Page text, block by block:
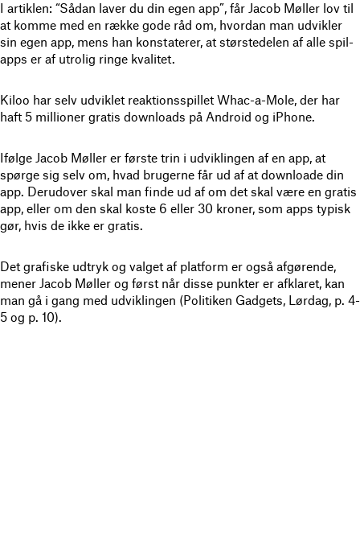
I artiklen: “Sådan laver du din egen app”, får Jacob Møller lov til
at komme med en række gode råd om, hvordan man udvikler
sin egen app, mens han konstaterer, at størstedelen af alle spil-
apps er af utrolig ringe kvalitet.
Kiloo har selv udviklet reaktionsspillet Whac-a-Mole, der har
haft 5 millioner gratis downloads på Android og iPhone.
Ifølge Jacob Møller er første trin i udviklingen af en app, at
spørge sig selv om, hvad brugerne får ud af at downloade din
app. Derudover skal man finde ud af om det skal være en gratis
app, eller om den skal koste 6 eller 30 kroner, som apps typisk
gør, hvis de ikke er gratis.
Det grafiske udtryk og valget af platform er også afgørende,
mener Jacob Møller og først når disse punkter er afklaret, kan
man gå i gang med udviklingen (Politiken Gadgets, Lørdag, p. 4-
5 og p. 10).